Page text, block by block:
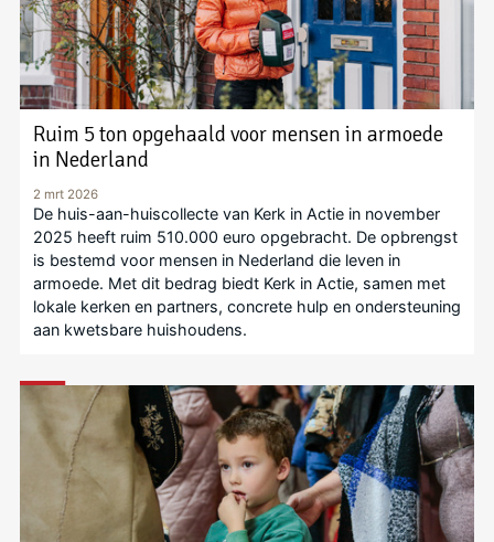
Ruim 5 ton opgehaald voor mensen in armoede
in Nederland
2 mrt 2026
De huis-aan-huiscollecte van Kerk in Actie in november
2025 heeft ruim 510.000 euro opgebracht. De opbrengst
is bestemd voor mensen in Nederland die leven in
armoede. Met dit bedrag biedt Kerk in Actie, samen met
lokale kerken en partners, concrete hulp en ondersteuning
aan kwetsbare huishoudens.